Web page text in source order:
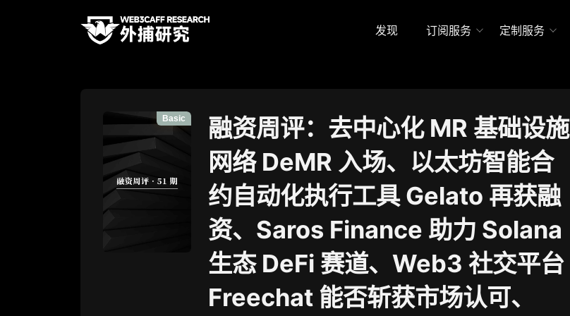
发现 订阅服务 定制服务
Basic
融资周评：去中心化 MR 基础设施
网络 DeMR 入场、以太坊智能合
约自动化执行工具 Gelato 再获融
资、Saros Finance 助力 Solana
生态 DeFi 赛道、Web3 社交平台
Freechat 能否斩获市场认可、